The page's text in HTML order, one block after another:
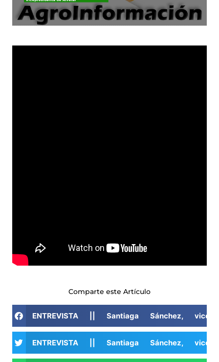
Comparte este Artículo
ENTREVISTA || Santiaga Sánchez,
ENTREVISTA || Santiaga Sánchez,